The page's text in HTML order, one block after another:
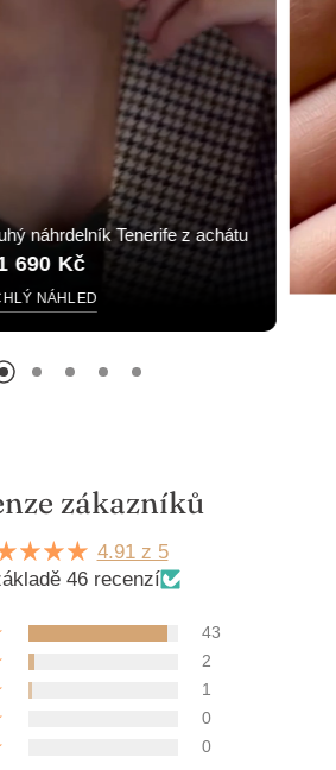
náhrdelník Tenerife z achátu
690 Kč
NÁHLED
zákazníků
4.91 z 5
46 recenzí
43
2
1
0
0